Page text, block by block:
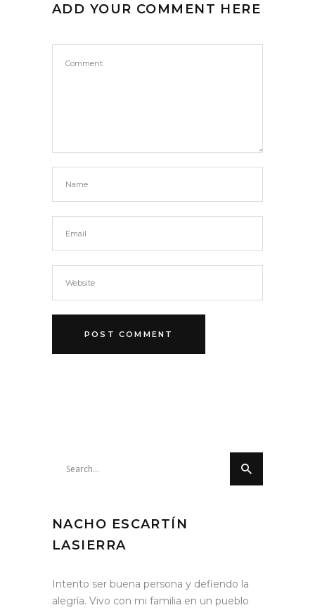
ADD YOUR COMMENT HERE
NACHO ESCARTÍN
LASIERRA
Intento ser buena persona y defiendo la
alegría. Vivo con mi familia en un pueblo